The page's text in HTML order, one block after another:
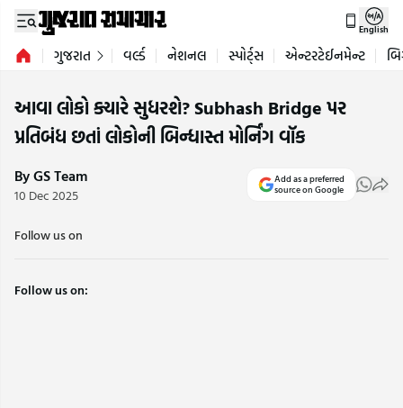
English
ગુજરાત વર્લ્ડ નેશનલ સ્પોર્ટ્સ એન્ટરટેઈનમેન્ટ
આવા લોકો ક્યારે સુધરશે? Subhash Bridge પર
પ્રતિબંધ છતાં લોકોની બિન્ધાસ્ત મોર્નિંગ વૉક
By GS Team
10 Dec 2025
Add as a preferred
source on Google
Follow us on
Follow us on: